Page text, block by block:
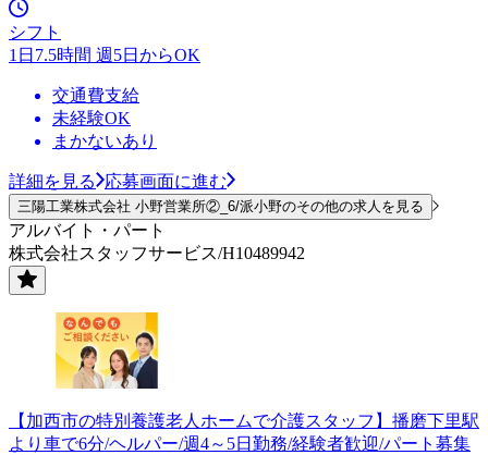
シフト
1日7.5時間 週5日からOK
交通費支給
未経験OK
まかないあり
詳細を見る 応募画面に進む
三陽工業株式会社 小野営業所②_6/派小野のその他の求人を見る
アルバイト・パート
株式会社スタッフサービス/H10489942
【加西市の特別養護老人ホームで介護スタッフ】播磨下里駅
より車で6分/ヘルパー/週4～5日勤務/経験者歓迎/パート募集